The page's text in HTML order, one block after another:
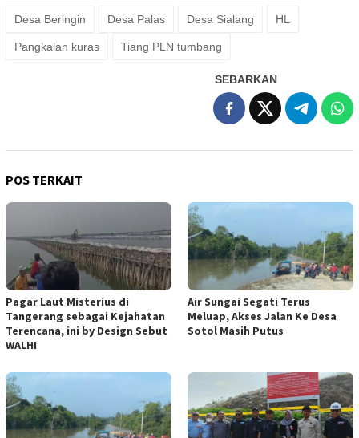
Desa Beringin Desa Palas Desa Sialang HL
Pangkalan kuras Tiang PLN tumbang
SEBARKAN
POS TERKAIT
Pagar Laut Misterius di
Tangerang sebagai Kejahatan
Terencana, ini by Design Sebut
WALHI
Air Sungai Segati Terus
Meluap, Akses Jalan Ke Desa
Sotol Masih Putus